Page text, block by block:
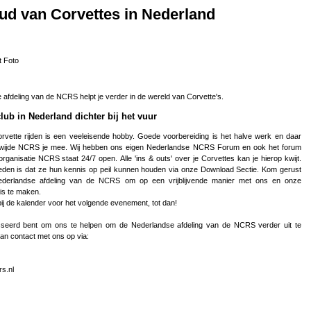
van Corvettes in Nederland
afdeling van de NCRS helpt je verder in de wereld van Corvette's.
in Nederland dichter bij het vuur
een veeleisende hobby. Goede voorbereiding is het halve werk en daar
ons eigen Nederlandse NCRS Forum en ook het forum
staat 24/7 open. Alle 'ins & outs' over je Corvettes kan je hierop kwijt.
is dat ze hun kennis op peil kunnen houden via onze Download Sectie. Kom gerust
afdeling van de NCRS om op een vrijblijvende manier met ons en onze
te maken.
de kalender voor het volgende evenement, tot dan!
bent om ons te helpen om de Nederlandse afdeling van de NCRS verder uit te
contact met ons op via: